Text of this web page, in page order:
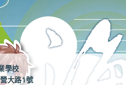
學校
大路1號